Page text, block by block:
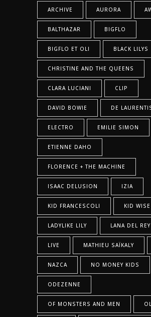
ARCHIVE AURORA
BALTHAZAR BIGFLO
BIGFLO ET OLI BLACK LILYS
CHRISTINE AND THE QUEENS
CLARA LUCIANI CLIP
DAVID BOWIE DE
ELECTRO EMILIE SIMON
ETIENNE DAHO
FLORENCE + THE MACHINE
ISAAC DELUSION IZIA
KID FRANCESCOLI KID WISE
LADYLIKE LILY LANA DEL REY
LIVE MATHIEU SAÏKALY
NAZCA NO MONEY KIDS
ODEZENNE
OF MONSTERS AND MEN